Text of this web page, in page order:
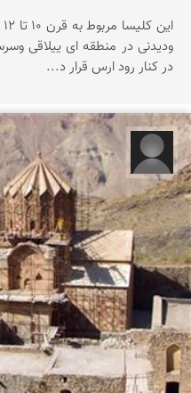
در كنار رود ارس قرار د...
رضا عطایی